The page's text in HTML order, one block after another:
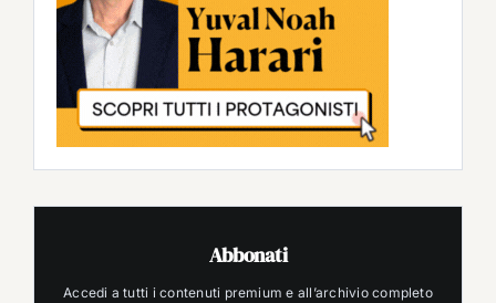
Abbonati
Accedi a tutti i contenuti premium e all’archivio completo